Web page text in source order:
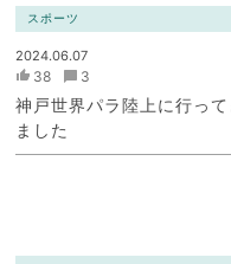
スポーツ
2024.06.07
38 3
神戸世界パラ陸上に行って
ました